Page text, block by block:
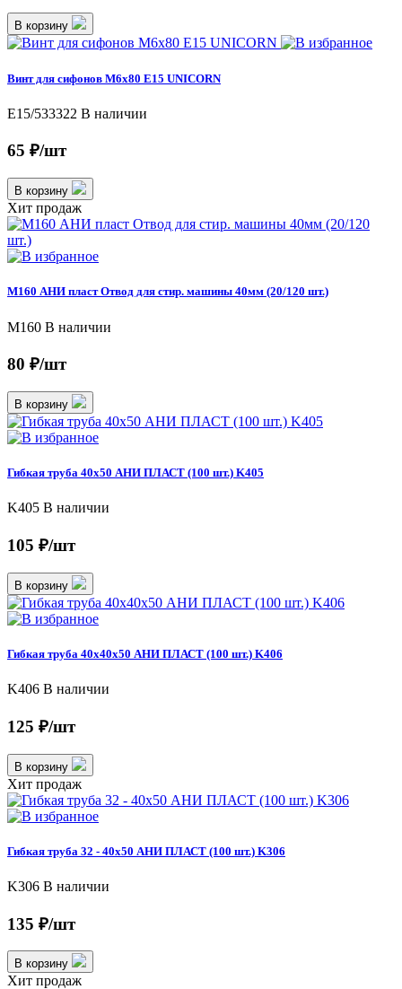
В корзину
Винт для сифонов М6х80 E15 UNICORN
Е15/533322 В наличии
65 ₽/шт
В корзину
Хит продаж
M160 АНИ пласт Отвод для стир. машины 40мм (20/120 шт.)
M160 В наличии
80 ₽/шт
В корзину
Гибкая труба 40х50 АНИ ПЛАСТ (100 шт.) K405
K405 В наличии
105 ₽/шт
В корзину
Гибкая труба 40х40х50 АНИ ПЛАСТ (100 шт.) K406
K406 В наличии
125 ₽/шт
В корзину
Хит продаж
Гибкая труба 32 - 40х50 АНИ ПЛАСТ (100 шт.) K306
K306 В наличии
135 ₽/шт
В корзину
Хит продаж